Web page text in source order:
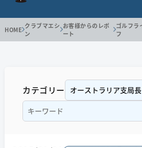
HOME クラブマエシ
ン
お客様からのレポ
ート
ゴルフラ
フ
カテゴリー